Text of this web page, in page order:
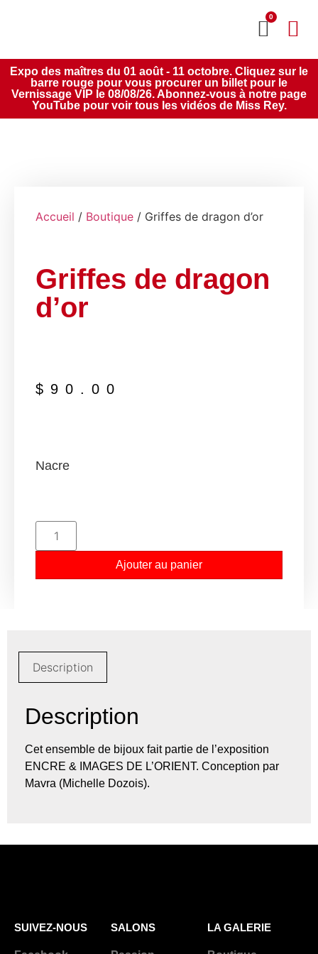
0
Expo des maîtres du 01 août - 11 octobre. Cliquez sur le
barre rouge pour vous procurer un billet pour le
Vernissage VIP le 08/08/26. Abonnez-vous à notre page
YouTube pour voir tous les vidéos de Miss Rey.
Accueil / Boutique / Griffes de dragon d’or
Griffes de dragon
d’or
$ 90.00
Nacre
Ajouter au panier
Description
Description
Cet ensemble de bijoux fait partie de l’exposition
ENCRE & IMAGES DE L’ORIENT. Conception par
Mavra (Michelle Dozois).
SUIVEZ-NOUS SALONS LA GALERIE